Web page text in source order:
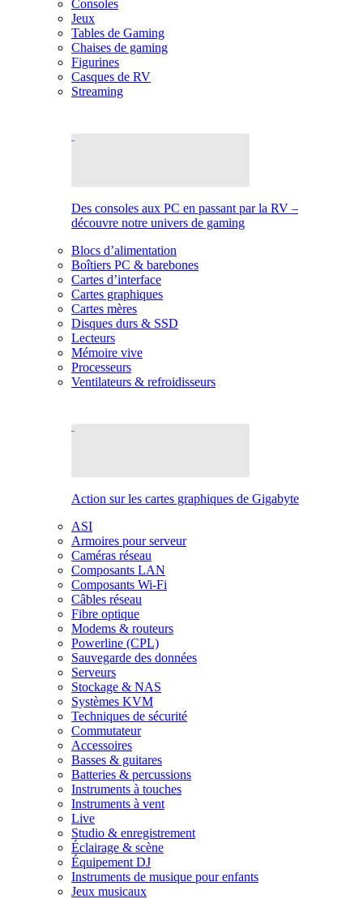
Consoles
Jeux
Tables de Gaming
Chaises de gaming
Figurines
Casques de RV
Streaming
Des consoles aux PC en passant par la RV –
découvre notre univers de gaming
Blocs d’alimentation
Boîtiers PC & barebones
Cartes d’interface
Cartes graphiques
Cartes mères
Disques durs & SSD
Lecteurs
Mémoire vive
Processeurs
Ventilateurs & refroidisseurs
Action sur les cartes graphiques de Gigabyte
ASI
Armoires pour serveur
Caméras réseau
Composants LAN
Composants Wi-Fi
Câbles réseau
Fibre optique
Modems & routeurs
Powerline (CPL)
Sauvegarde des données
Serveurs
Stockage & NAS
Systèmes KVM
Techniques de sécurité
Commutateur
Accessoires
Basses & guitares
Batteries & percussions
Instruments à touches
Instruments à vent
Live
Studio & enregistrement
Éclairage & scène
Équipement DJ
Instruments de musique pour enfants
Jeux musicaux